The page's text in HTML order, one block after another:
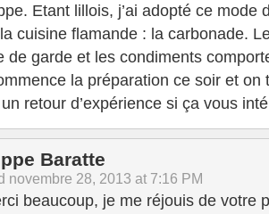
Etant lillois, j’ai adopté ce mode
cuisine flamande : la carbonade.
de garde et les condiments
la préparation ce soir et
retour d’expérience si ça vous
Baratte
novembre 28, 2013 at 7:16 PM
beaucoup, je me réjouis de votre